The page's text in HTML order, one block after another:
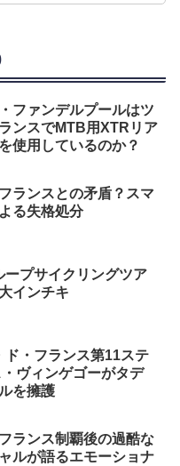
ファンデルプールはツ
ンスでMTB用XTRリア
使用しているのか？
ランスとの矛盾？スマ
る失格処分
ープサイクリングツア
インチキ
ド・フランス第11ステ
ヴィンゲゴーがタデ
を擁護
ランス制覇後の過酷な
ルが語るエモーショナ